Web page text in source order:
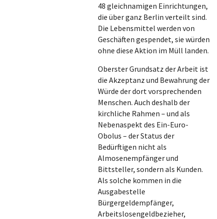
48 gleichnamigen Einrichtungen,
die über ganz Berlin verteilt sind.
Die Lebensmittel werden von
Geschäften gespendet, sie würden
ohne diese Aktion im Müll landen.
Oberster Grundsatz der Arbeit ist
die Akzeptanz und Bewahrung der
Würde der dort vorsprechenden
Menschen. Auch deshalb der
kirchliche Rahmen – und als
Nebenaspekt des Ein-Euro-
Obolus – der Status der
Bedürftigen nicht als
Almosenempfänger und
Bittsteller, sondern als Kunden.
Als solche kommen in die
Ausgabestelle
Bürgergeldempfänger,
Arbeitslosengeldbezieher,